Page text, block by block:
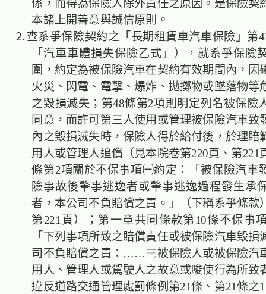
係，而得為保險人除外責任之原因。是保險契
本諸上開善意與誠信原則。
⒉查系爭保險契約之「長期租賃車汽車保險」第
「汽車車體損失保險乙式」），就系爭保險
圍，約定為被保險汽車在契約有效期間內，因
火災、閃電、電擊、爆炸、拋擲物或墜落物等
之毀損滅失；第48條第2項則明定列名被保險
同意，而許可第三人使用或管理被保險汽車致
內之毀損滅失時，保險人得於給付後，於理賠
用人或管理人追償（見本院卷第220頁、第221
條第2項關於不保事項㈠約定：「被保險汽車
險事故後肇事逃逸者或肇事逃逸過程發生承
者，本公司不負賠償之責。」（下稱系爭條款
第221頁）；第一章共同條款第10條不保事
「下列事項所致之賠償責任或被保險汽車毀損
司不負賠償之責：……被保險人或被保險汽
用人、管理人或駕駛人之故意或唆使行為所
違反道路交通管理處罰條例第21條、第21條之